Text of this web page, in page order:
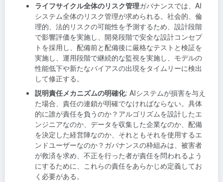
ライフサイクル全体のリスク管理ガバナンスでは、AI
システム全体のリスク管理が求められる。社会的、倫
理的、法的リスクの可能性を予測するため、設計段階
で影響評価を実施し、開発段階で安全な設計コンセプ
トを採用し、配備前と配備後に厳格なテストと検証を
実施し、運用段階で継続的な監視を実施し、モデルの
性能低下や新たなバイアスの出現をタイムリーに検出
して修正する。
説明責任メカニズムの明確化: AIシステムが損害を与え
た場合、責任の連鎖が明確でなければならない。具体
的に誰が責任を負うのか？アルゴリズムを設計したエ
ンジニアなのか、データを収集した企業なのか、配備
を決定した経営陣なのか、それともそれを使用するエ
ンドユーザーなのか？ガバナンスの枠組みは、被害者
が救済を求め、不正を行った者が責任を問われるよう
にするために、これらの責任をあらかじめ定義してお
く必要がある。